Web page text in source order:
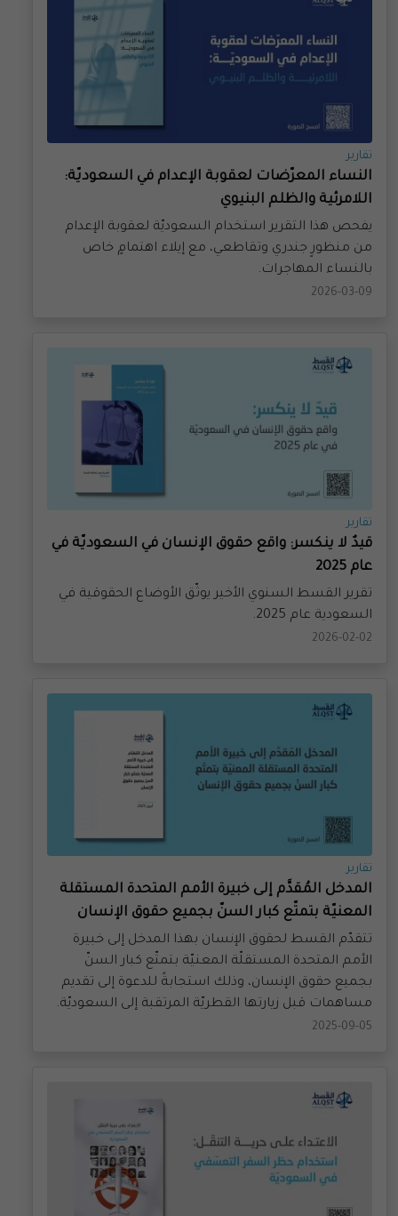
النساء المعرّضات لعقوبة الإعدام في السعوديّة:
اللامرئية والظلم البنيوي
يفحص هذا التقرير استخدام السعوديّة لعقوبة الإعدام
من منظورٍ جندري وتقاطعي، مع إيلاء اهتمامٍ خاص
بالنساء المهاجرات.
2026-03-09
قيدٌ لا ينكسر: واقع حقوق الإنسان في السعوديّة في
عام 2025
تقرير القسط السنوي الأخير يوثّق الأوضاع الحقوقية في
السعودية عام 2025.
2026-02-02
المدخل المُقدَّم إلى خبيرة الأمم المتحدة المستقلة
المعنيّة بتمتّع كبار السنّ بجميع حقوق الإنسان
تتقدّم القسط لحقوق الإنسان بهذا المدخل إلى خبيرة
الأمم المتحدة المستقلّة المعنيّة بتمتّع كبار السنّ
بجميع حقوق الإنسان، وذلك استجابةً للدعوة إلى تقديم
مساهمات قبل زيارتها القطريّة المرتقبة إلى السعوديّة.
2025-09-05